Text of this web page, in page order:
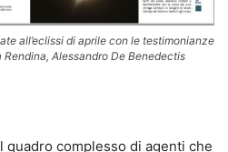
all’eclissi di aprile con le testimonianze
Alessandro De Benedectis
complesso di agenti che